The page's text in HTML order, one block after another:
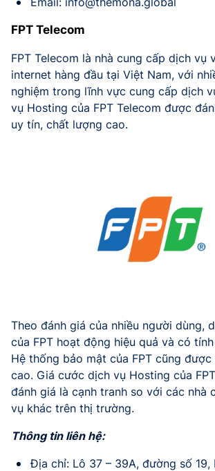
FPT Telecom
FPT Telecom là nhà cung cấp dịch vụ
internet hàng đầu tại Việt Nam, với
nghiệm trong lĩnh vực cung cấp dịch
vụ Hosting của FPT Telecom được
uy tín, chất lượng cao.
Theo đánh giá của nhiều người dùng,
của FPT hoạt động hiệu quả và có
Hệ thống bảo mật của FPT cũng
cao. Giá cước dịch vụ Hosting của
đánh giá là cạnh tranh so với các nhà
vụ khác trên thị trường.
Thông tin liên hệ:
Địa chỉ: Lô 37 – 39A, đường số 19,